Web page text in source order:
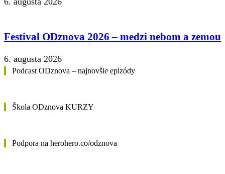
Festival ODznova 2026 – medzi nebom a zemou
6. augusta 2026
Podcast ODznova – najnovšie epizódy
Škola ODznova KURZY
Podpora na herohero.co/odznova